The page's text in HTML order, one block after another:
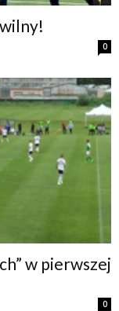
0
w pierwszej
0